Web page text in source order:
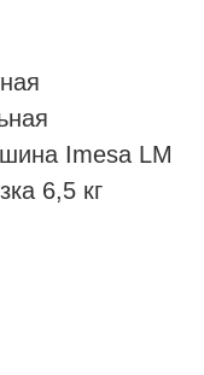
Imesa LM
6,5 кг